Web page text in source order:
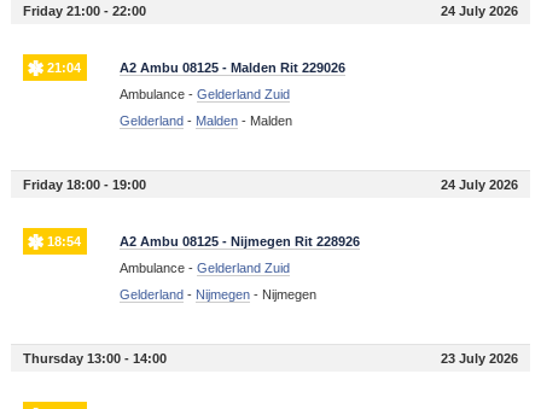
Friday 21:00 - 22:00 24 July 2026
21:04
A2 Ambu 08125 - Malden Rit 229026
Ambulance - Gelderland Zuid
Gelderland- Malden- Malden
Friday 18:00 - 19:00 24 July 2026
18:54
A2 Ambu 08125 - Nijmegen Rit 228926
Ambulance - Gelderland Zuid
Gelderland- Nijmegen- Nijmegen
Thursday 13:00 - 14:00 23 July 2026